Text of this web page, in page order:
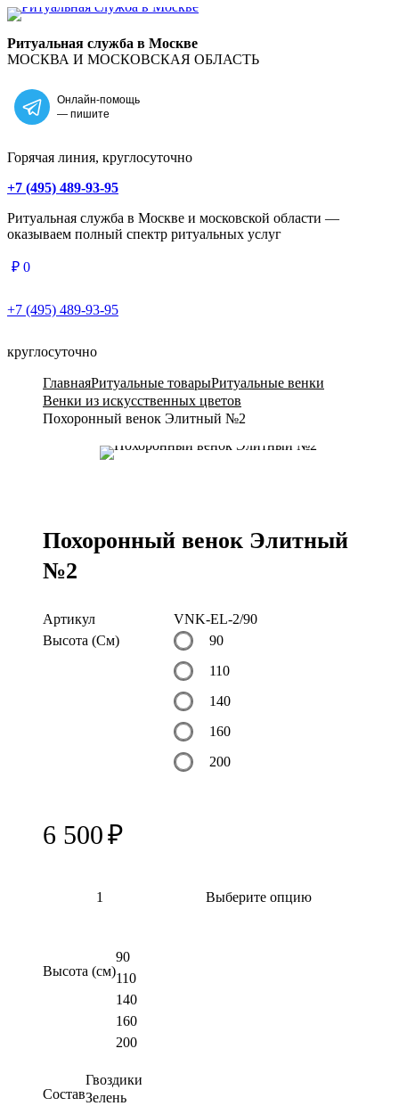
Главная
Ритуальная служба в Москве
МОСКВА И МОСКОВСКАЯ ОБЛАСТЬ
Онлайн-помощь
— пишите
Горячая линия, круглосуточно
+7 (495) 489-93-95
Ритуальная служба в Москве и московской области —
оказываем полный спектр ритуальных услуг
₽ 0
+7 (495) 489-93-95
круглосуточно
ГлавнаяРитуальные товарыРитуальные венки
Венки из искусственных цветов
Похоронный венок Элитный №2
Похоронный венок Элитный
№2
Артикул
VNK-EL-2/90
Высота (См)
90
110
140
160
200
₽
6 500
Выберите опцию
Высота (см)
90
110
140
160
200
Состав
Гвоздики
Зелень